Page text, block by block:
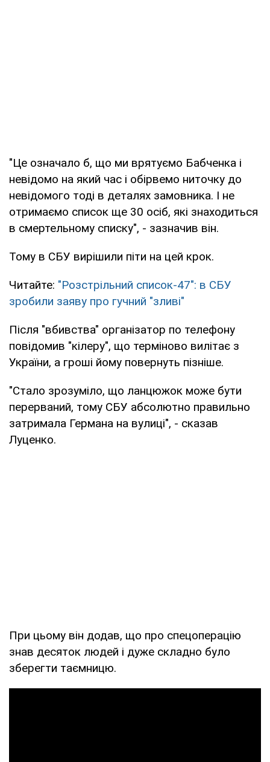
"Це означало б, що ми врятуємо Бабченка і
невідомо на який час і обірвемо ниточку до
невідомого тоді в деталях замовника. І не
отримаємо список ще 30 осіб, які знаходиться
в смертельному списку", - зазначив він.
Тому в СБУ вирішили піти на цей крок.
Читайте: "Розстрільний список-47": в СБУ
зробили заяву про гучний "зливі"
Після "вбивства" організатор по телефону
повідомив "кілеру", що терміново вилітає з
України, а гроші йому повернуть пізніше.
"Стало зрозуміло, що ланцюжок може бути
перерваний, тому СБУ абсолютно правильно
затримала Германа на вулиці", - сказав
Луценко.
При цьому він додав, що про спецоперацію
знав десяток людей і дуже складно було
зберегти таємницю.